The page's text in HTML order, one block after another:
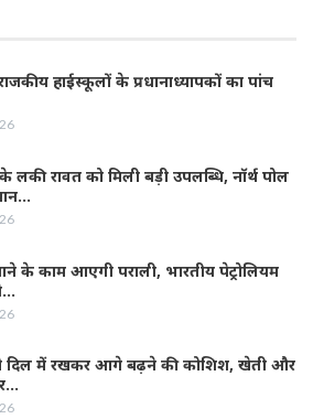
हाईस्कूलों के प्रधानाध्यापकों का पांच
लकी रावत को मिली बड़ी उपलब्धि, नॉर्थ पोल
के काम आएगी पराली, भारतीय पेट्रोलियम
दिल में रखकर आगे बढ़ने की कोशिश, खेती और